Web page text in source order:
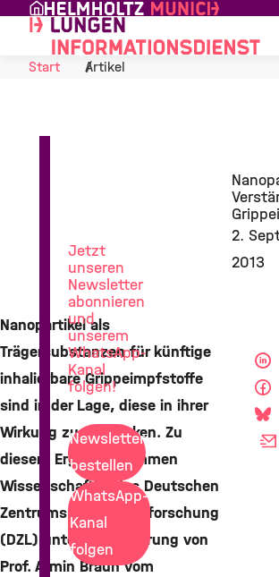
Skip to Content
Start
Artikel
2.
2013
Nanopartikel als
Trägersubstanzen für künftige
inhalierbare Grippeimpfstoffe
sind in der Lage, diese in ihrer
Wirkung zu verstärken. Zu
diesem Ergebnis kommen
Wissenschaftler des Deutschen
Zentrums für Lungenforschung
(DZL) unter Federführung von
Prof. Armin Braun vom
Jetzt
unseren
Newsletter
abonnieren
und
unserem
WhatsApp-
Kanal
folgen!
Newsletter
bestellen
WhatsApp-
Kanal
folgen